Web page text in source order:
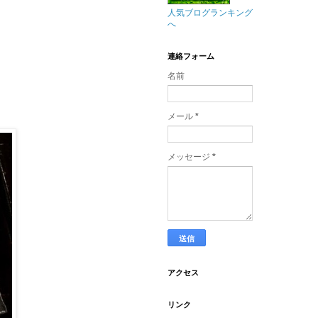
人気ブログランキング
へ
連絡フォーム
名前
メール *
メッセージ *
アクセス
リンク